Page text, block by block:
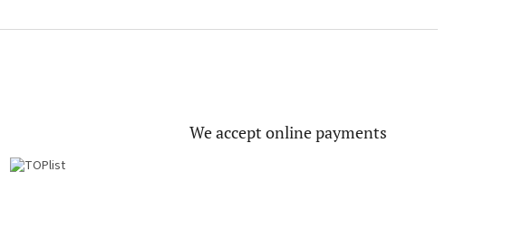
We accept online payments